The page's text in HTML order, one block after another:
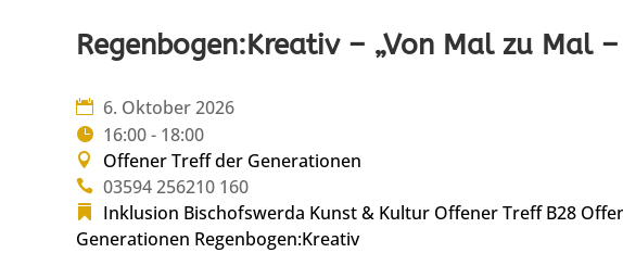
Regenbogen:Kreativ – „Von Mal zu Mal
6. Oktober 2026
16:00 - 18:00
Offener Treff der Generationen
03594 256210 160
Inklusion Bischofswerda Kunst & Kultur Offener Treff B28
Generationen Regenbogen:Kreativ